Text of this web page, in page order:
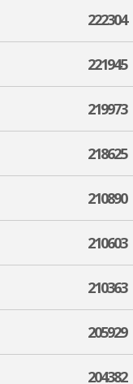
222304
221945
219973
218625
210890
210603
210363
205929
204382